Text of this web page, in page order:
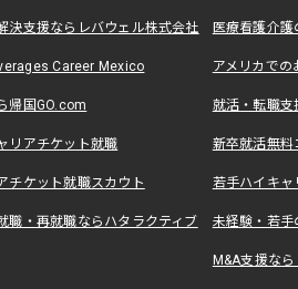
決支援ならレバウェル株式会社 医療看護介
Career Mexico アメリカで
帰国GO.com 就活・転職
リアチケット就職 新卒就活無料
チケット就職スカウト 若手ハイキ
職・再就職ならハタラクティブ 未経験・若手
M&A支援な